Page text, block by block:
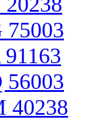
75003
56003
40238